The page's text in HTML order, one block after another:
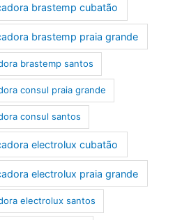
brastemp cubatão
brastemp praia grande
brastemp santos
consul praia grande
consul santos
electrolux cubatão
electrolux praia grande
electrolux santos